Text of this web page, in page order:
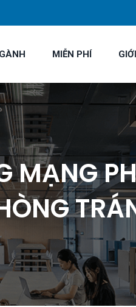
MIỄN PHÍ
MẠNG